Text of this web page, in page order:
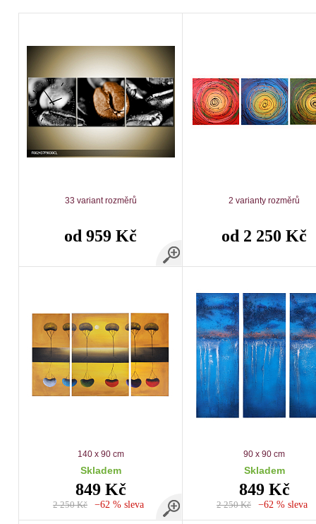
33 variant rozměrů
od 959 Kč
2 varianty rozměrů
od 2 250 Kč
140 x 90 cm
Skladem
849 Kč
2 250 Kč −62 % sleva
90 x 90 cm
Skladem
849 Kč
2 250 Kč −62 % sleva